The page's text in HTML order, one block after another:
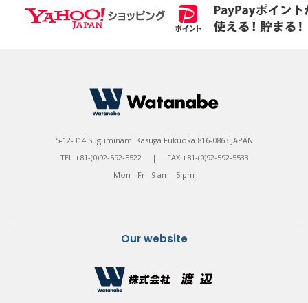
5-12-314 Suguminami Kasuga Fukuoka 816-0863 JAPAN
TEL +81-(0)92-592-5522 | FAX +81-(0)92-592-5533
Mon - Fri: 9 am - 5 pm
Our website